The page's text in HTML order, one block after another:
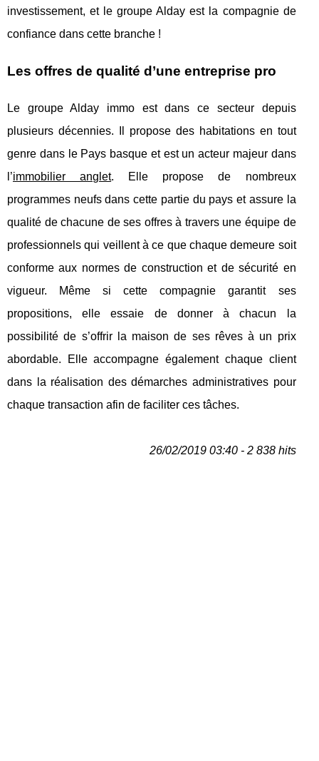
investissement, et le groupe Alday est la compagnie de
confiance dans cette branche !
Les offres de qualité d’une entreprise pro
Le groupe Alday immo est dans ce secteur depuis
plusieurs décennies. Il propose des habitations en tout
genre dans le Pays basque et est un acteur majeur dans
l’immobilier anglet. Elle propose de nombreux
programmes neufs dans cette partie du pays et assure la
qualité de chacune de ses offres à travers une équipe de
professionnels qui veillent à ce que chaque demeure soit
conforme aux normes de construction et de sécurité en
vigueur. Même si cette compagnie garantit ses
propositions, elle essaie de donner à chacun la
possibilité de s’offrir la maison de ses rêves à un prix
abordable. Elle accompagne également chaque client
dans la réalisation des démarches administratives pour
chaque transaction afin de faciliter ces tâches.
26/02/2019 03:40 - 2 838 hits